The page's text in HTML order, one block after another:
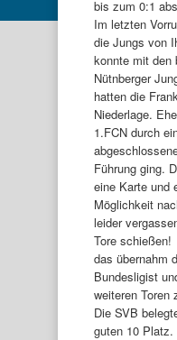
bis zum 0:1
Im letzten
die Jungs von
konnte mit den
Nütnberger
hatten die
Niederlage.
1.FCN durch
Führung ging.
eine Karte und
Möglichkeit
leider
Tore schießen!
das übernahm
Bundesligist
weiteren Toren
Die SVB
guten 10 Platz.